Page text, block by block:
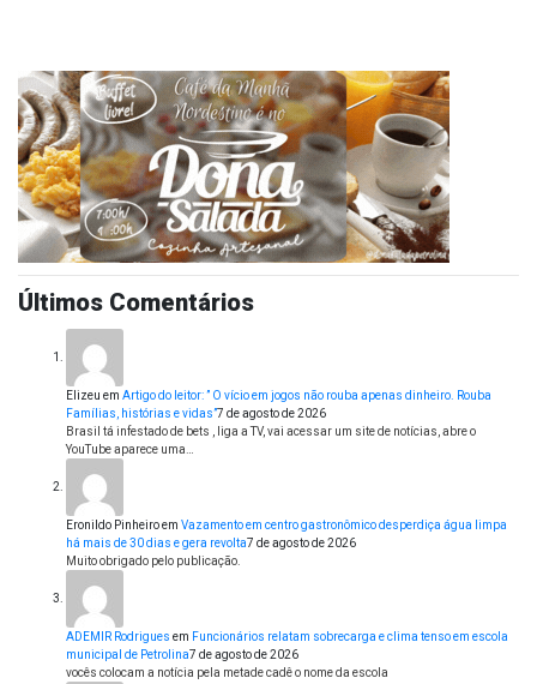
Últimos Comentários
Elizeu em Artigo do leitor: ” O vício em jogos não rouba apenas dinheiro. Rouba
Famílias, histórias e vidas”7 de agosto de 2026
Brasil tá infestado de bets , liga a TV, vai acessar um site de notícias, abre o
YouTube aparece uma…
Eronildo Pinheiroem Vazamento em centro gastronômico desperdiça água limpa
há mais de 30 dias e gera revolta7 de agosto de 2026
Muito obrigado pelo publicação.
ADEMIR Rodrigues em Funcionários relatam sobrecarga e clima tenso em escola
municipal de Petrolina7 de agosto de 2026
vocês colocam a notícia pela metade cadê o nome da escola